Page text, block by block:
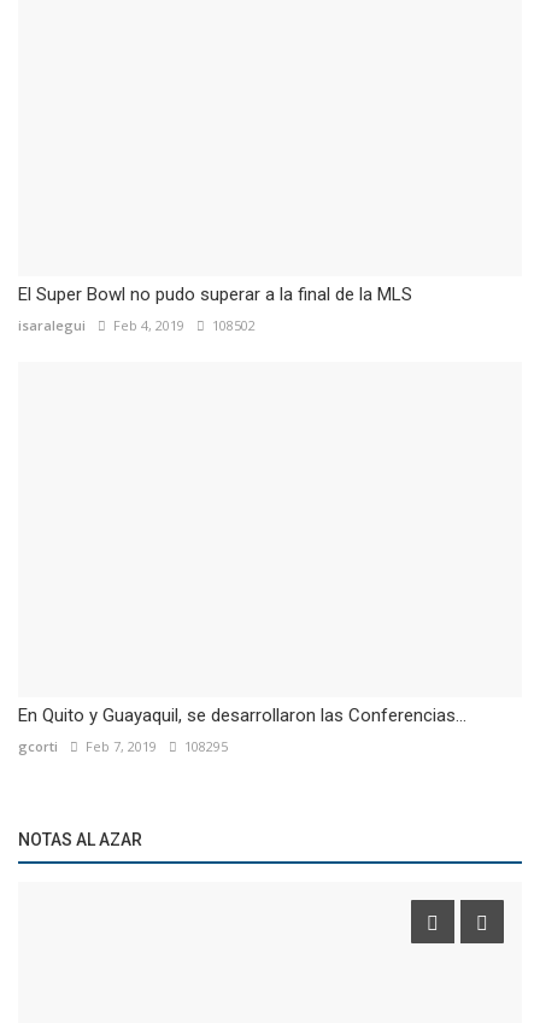
El Super Bowl no pudo superar a la final de la MLS
isaralegui Feb 4, 2019 108502
En Quito y Guayaquil, se desarrollaron las Conferencias...
gcorti Feb 7, 2019 108295
NOTAS AL AZAR